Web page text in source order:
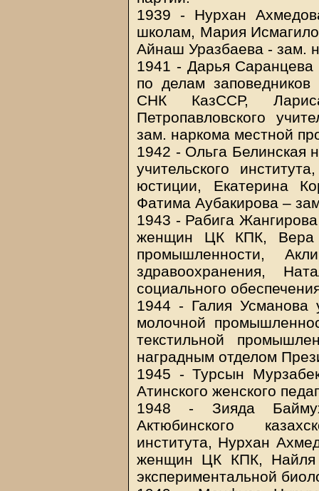
1939 - Нурхан
школам, Мария
Айнаш Уразбаева - зам.
1941 - Дарья Саранцева
по делам
СНК КазССР,
Петропавловского
зам. наркома местной
1942 - Ольга Белинская
учительского
юстиции, Екатерина
Фатима Аубакирова –
1943 - Рабига
женщин ЦК КПК, Вера
промышленности,
здравоохранения,
социального
1944 - Галия Усманова
молочной
текстильной
наградным отделом
1945 - Турсын
Атинского женского
1948 - Зияда
Актюбинского
института, Нурхан
женщин ЦК КПК, Найля
экспериментальной